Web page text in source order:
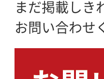
まだ掲載しき
お問い合わせ